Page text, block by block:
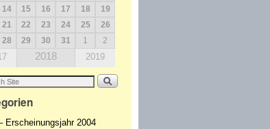
14 15 16 17 18
19
21 22 23 24 25
26
28 29 30 31 1 2
2018 2019
Erscheinungsjahr 2004